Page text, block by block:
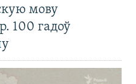
мову
100 гадоў